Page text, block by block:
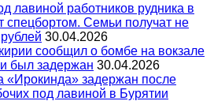
лавиной работников рудника в
спецбортом. Семьи получат не
30.04.2026
сообщил о бомбе на вокзале
был задержан 30.04.2026
«Ирокинда» задержан после
под лавиной в Бурятии